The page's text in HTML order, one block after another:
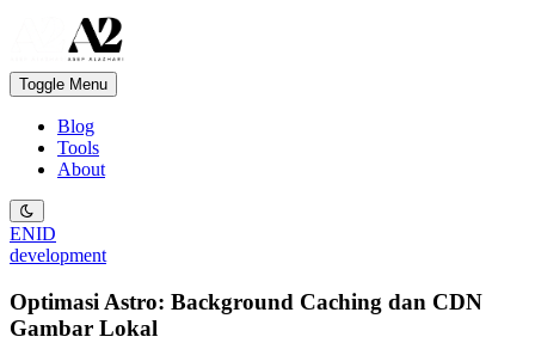
Toggle Menu
Blog
Tools
About
ENID
development
Optimasi Astro: Background Caching dan CDN
Gambar Lokal